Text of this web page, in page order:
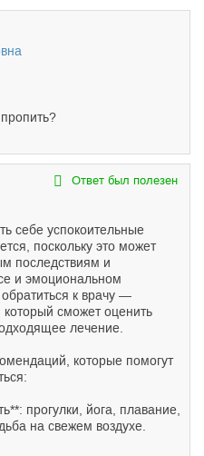
Ответ был полезен
себе успокоительные
поскольку это может
последствиям и
и эмоциональном
к врачу —
который сможет оценить
лечение.
которые помогут
прогулки, йога, плавание,
на свежем воздухе.